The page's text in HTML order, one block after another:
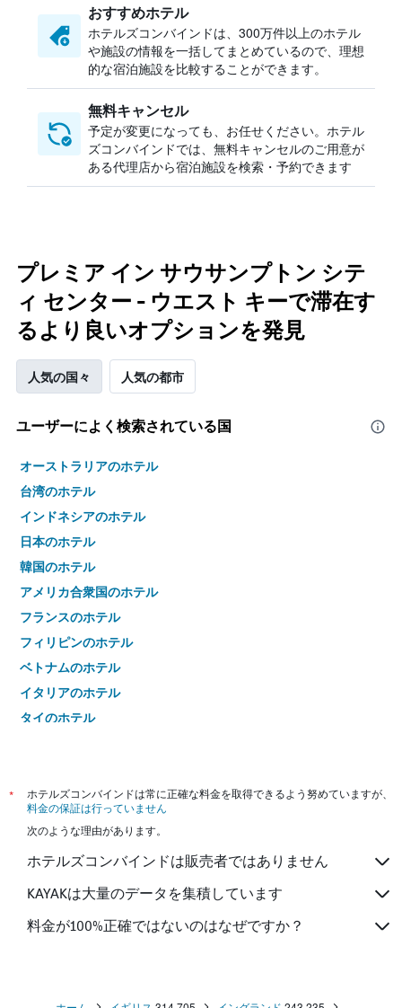
おすすめホテル
ホテルズコンバインドは、300万件以上のホテル
や施設の情報を一括してまとめているので、理想
的な宿泊施設を比較することができます。
無料キャンセル
予定が変更になっても、お任せください。ホテル
ズコンバインドでは、無料キャンセルのご用意が
ある代理店から宿泊施設を検索・予約できます
プレミア イン サウサンプトン シテ
ィ センター - ウエスト キーで滞在す
るより良いオプションを発見
人気の国々 人気の都市
ユーザーによく検索されている国
オーストラリアのホテル
台湾のホテル
インドネシアのホテル
日本のホテル
韓国のホテル
アメリカ合衆国のホテル
フランスのホテル
フィリピンのホテル
ベトナムのホテル
イタリアのホテル
タイのホテル
*
ホテルズコンバインドは常に正確な料金を取得できるよう努めていますが、
料金の保証は行っていません
次のような理由があります。
ホテルズコンバインドは販売者ではありません
KAYAKは大量のデータを集積しています
料金が100%正確ではないのはなぜですか？